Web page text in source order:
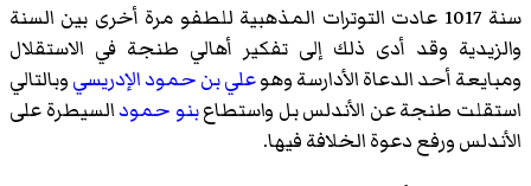
سنة 1017 عادت التوترات المذهبية للطفو مرة أخرى بين السنة
والزيدية وقد أدى ذلك إلى تفكير أهالي طنجة في الاستقلال
ومبايعة أحد الدعاة الأدارسة وهوعلي بن حمود الإدريسيوبالتالي
استقلت طنجة عن الأندلس بل واستطاعبنو حمودالسيطرة على
الأندلس ورفع دعوة الخلافة فيها.